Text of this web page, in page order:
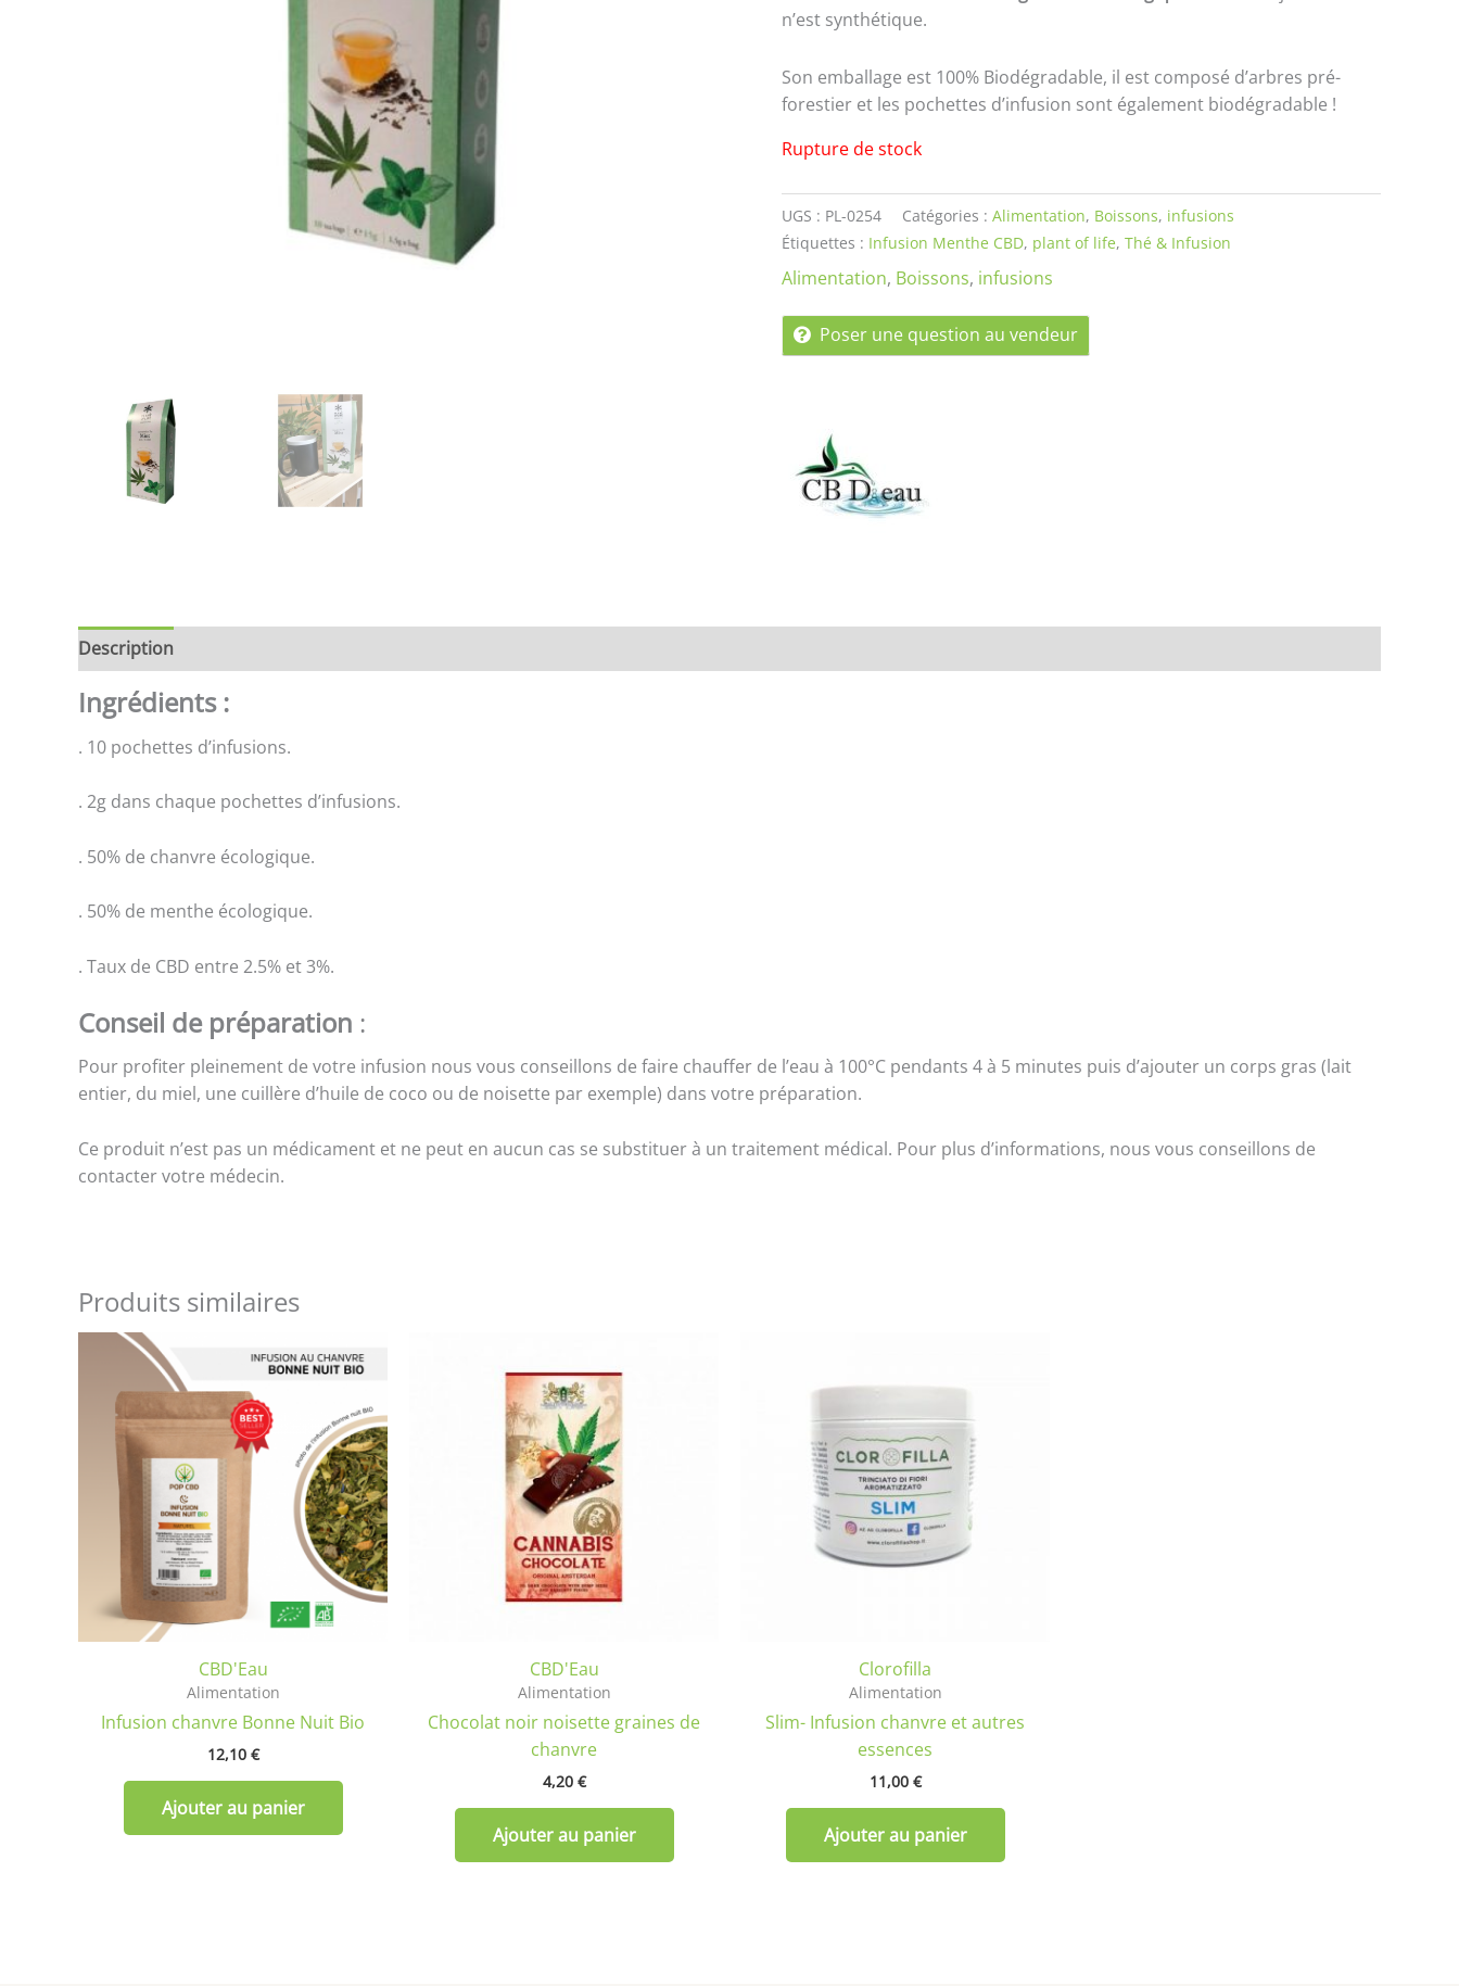
n’est synthétique.
Son emballage est 100% Biodégradable, il est composé d’arbres pré-
forestier et les pochettes d’infusion sont également biodégradable !
Rupture de stock
UGS : PL-0254 Catégories : Alimentation, Boissons, infusions
Étiquettes : Infusion Menthe CBD, plant of life, Thé & Infusion
Alimentation, Boissons, infusions
Poser une question au vendeur
Description
Ingrédients :
. 10 pochettes d’infusions.
. 2g dans chaque pochettes d’infusions.
. 50% de chanvre écologique.
. 50% de menthe écologique.
. Taux de CBD entre 2.5% et 3%.
Conseil de préparation :
Pour profiter pleinement de votre infusion nous vous conseillons de faire chauffer de l’eau à 100°C pendants 4 à 5 minutes puis d’ajouter un corps gras (lait
entier, du miel, une cuillère d’huile de coco ou de noisette par exemple) dans votre préparation.
Ce produit n’est pas un médicament et ne peut en aucun cas se substituer à un traitement médical. Pour plus d’informations, nous vous conseillons de
contacter votre médecin.
Produits similaires
CBD'Eau
Alimentation
Infusion chanvre Bonne Nuit Bio
12,10 €
Ajouter au panier
CBD'Eau
Alimentation
Chocolat noir noisette graines de
chanvre
4,20 €
Ajouter au panier
Clorofilla
Alimentation
Slim- Infusion chanvre et autres
essences
11,00 €
Ajouter au panier